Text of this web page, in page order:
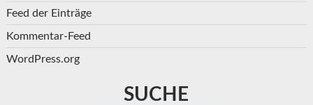
Feed der Einträge
Kommentar-Feed
WordPress.org
SUCHE